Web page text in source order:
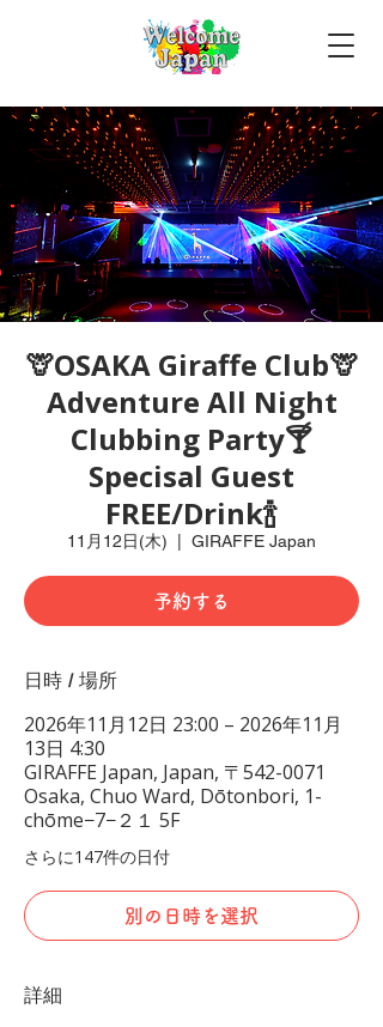
🦒OSAKA Giraffe Club🦒
Adventure All Night
Clubbing Party🍸
Specisal Guest
FREE/Drink🍾
11月12日(木) GIRAFFE Japan
予約する
日時 / 場所
2026年11月12日 23:00 – 2026年11月
13日 4:30
GIRAFFE Japan, Japan, 〒542-0071
Osaka, Chuo Ward, Dōtonbori, 1-
chōme−7−２１ 5F
さらに147件の日付
別の日時を選択
詳細